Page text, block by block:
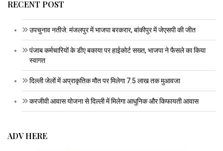
RECENT POST
उपचुनाव नतीजे: मंजलपुर में भाजपा बरकरार, बांकीपुर में जेएसपी की जीत
पंजाब कर्मचारियों के डीए बकाया पर हाईकोर्ट सख्त, भाजपा ने फैसले का किया
स्वागत
दिल्ली जेलों में अप्राकृतिक मौत पर मिलेगा 7.5 लाख तक मुआवजा
करजीवी आवास योजना से दिल्ली में मिलेगा आधुनिक और किफायती आवास
ADV HERE